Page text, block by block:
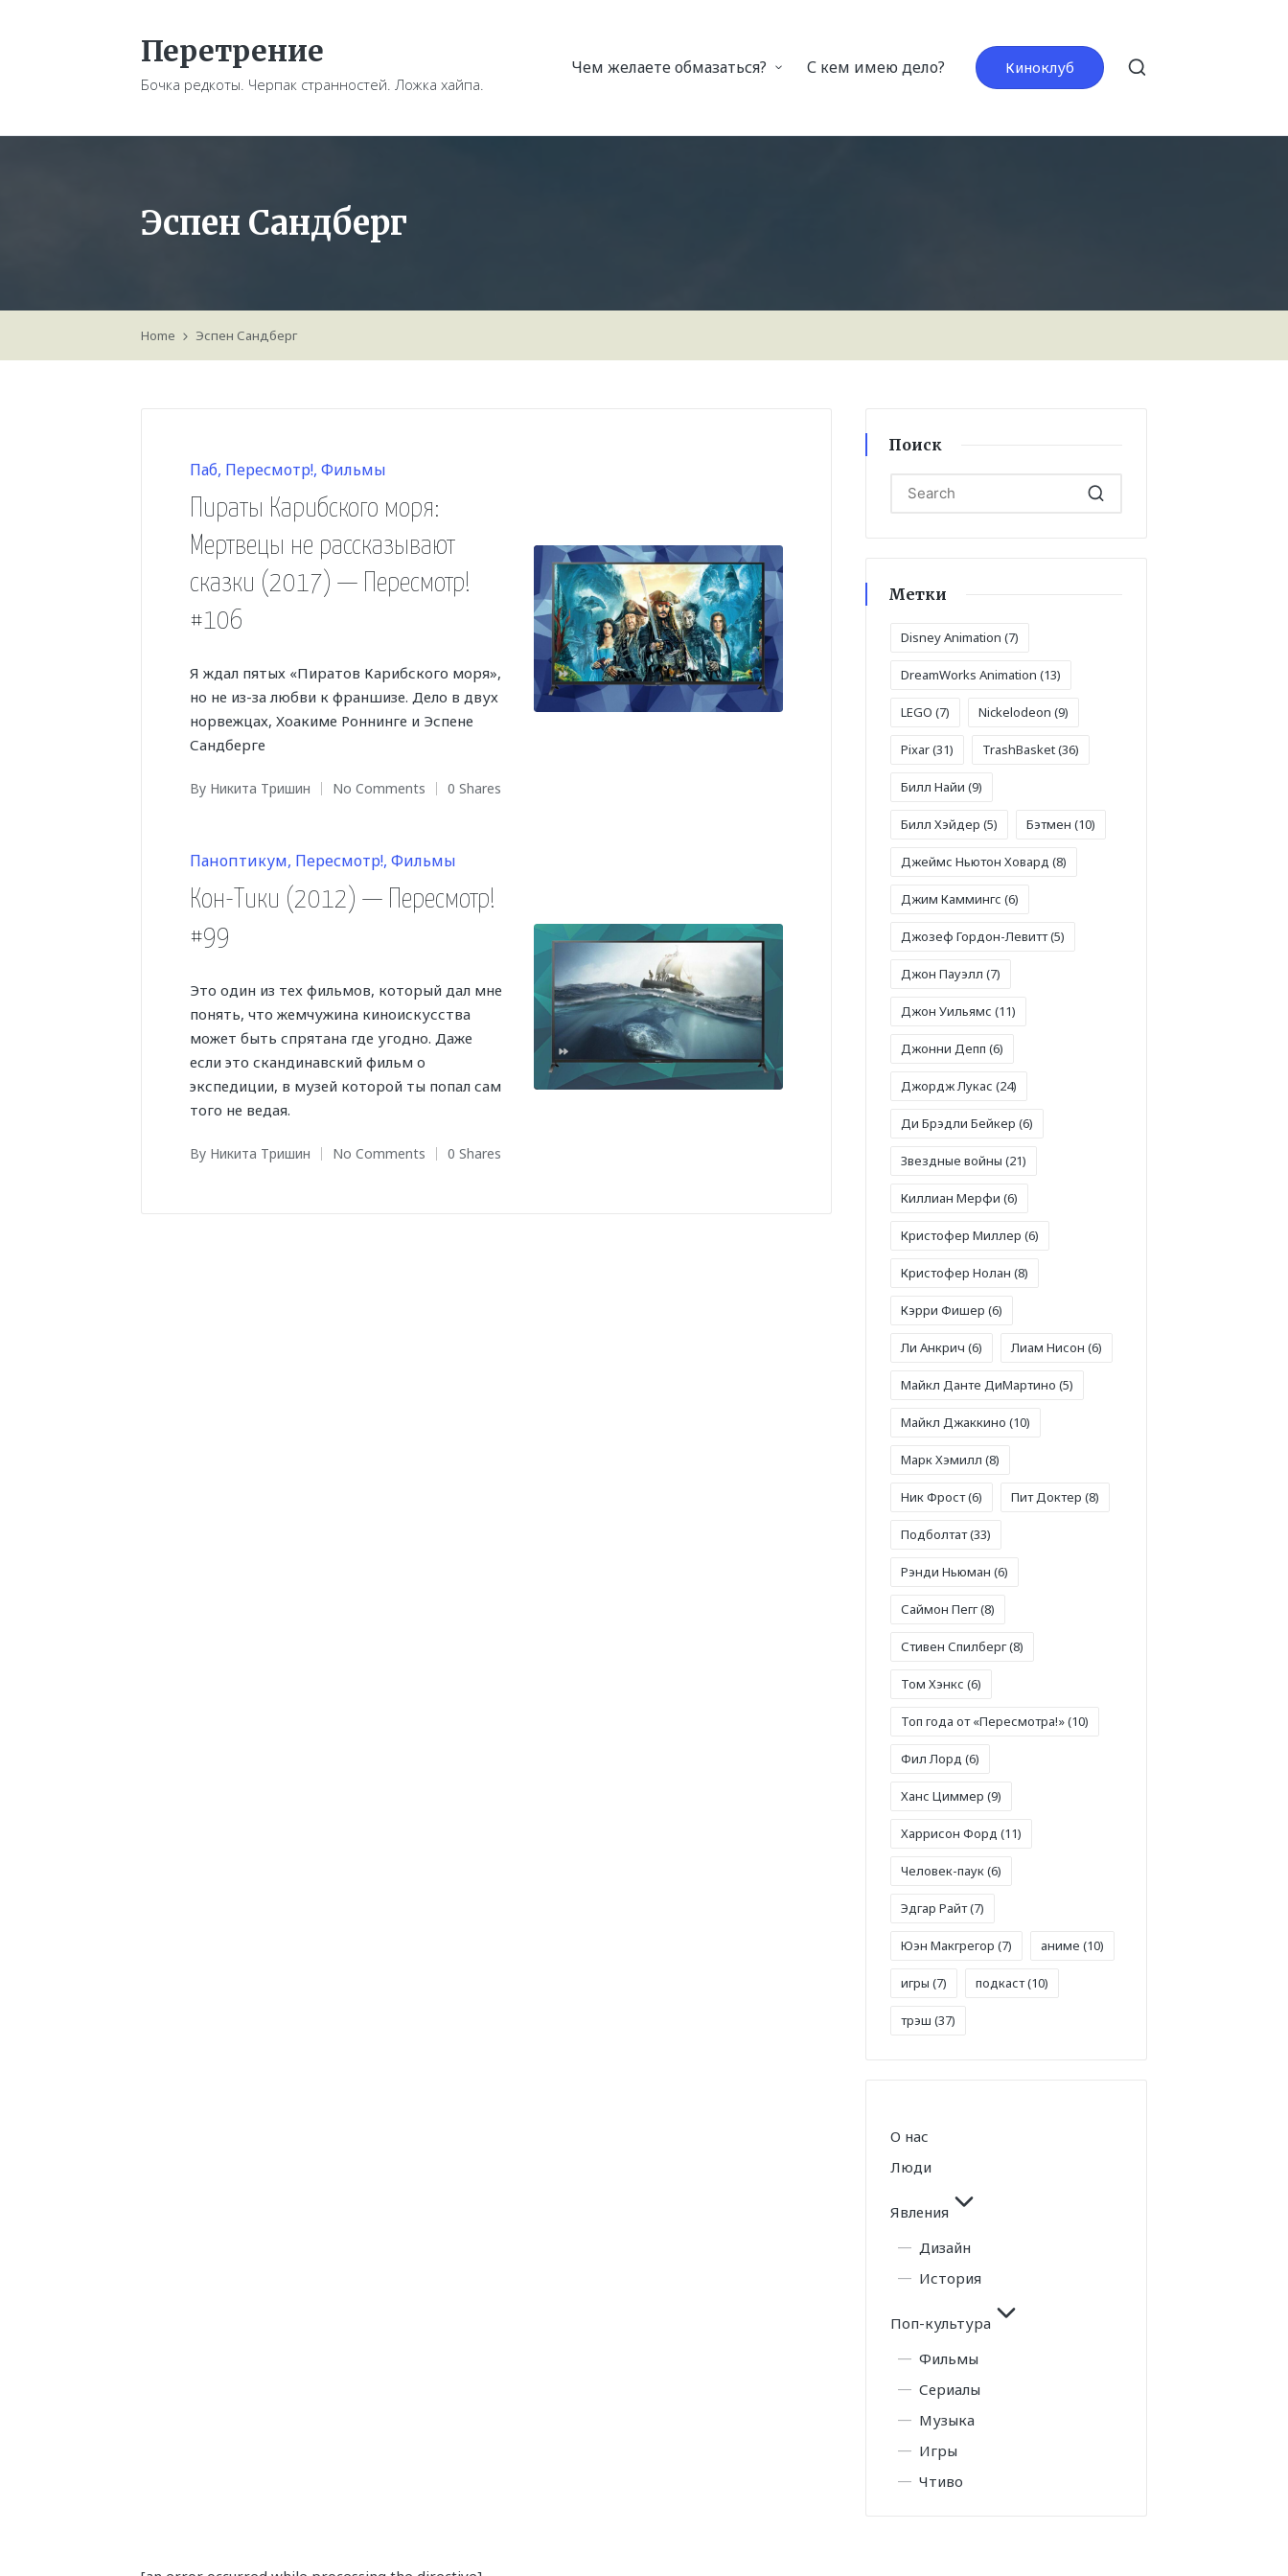
Перетрение
Бочка редкоты. Черпак странностей. Ложка хайпа.
Чем желаете обмазаться? С кем имею дело? Киноклуб
Эспен Сандберг
Home Эспен Сандберг
Posted
in
Паб Пересмотр! Фильмы
Пираты Карибского моря:
Мертвецы не рассказывают
сказки (2017) — Пересмотр!
#106
Я ждал пятых «Пиратов Карибского моря»,
но не из-за любви к франшизе. Дело в двух
норвежцах, Хоакиме Роннинге и Эспене
Сандберге
Posted
By Никита Тришин No Comments 0 Shares
Posted
in
Паноптикум Пересмотр! Фильмы
Кон-Тики (2012) — Пересмотр!
#99
Это один из тех фильмов, который дал мне
понять, что жемчужина киноискусства
может быть спрятана где угодно. Даже
если это скандинавский фильм о
экспедиции, в музей которой ты попал сам
того не ведая.
Posted
By Никита Тришин No Comments 0 Shares
Поиск
Метки
Disney Animation (7)
DreamWorks Animation (13)
LEGO (7) Nickelodeon (9)
Pixar(31) TrashBasket(36)
Билл Найи (9)
Билл Хэйдер (5) Бэтмен (10)
Джеймс Ньютон Ховард (8)
Джим Каммингс (6)
Джозеф Гордон-Левитт(5)
Джон Пауэлл (7)
Джон Уильямс (11)
Джонни Депп (6)
Джордж Лукас (24)
Ди Брэдли Бейкер (6)
Звездные войны (21)
Киллиан Мерфи (6)
Кристофер Миллер (6)
Кристофер Нолан (8)
Кэрри Фишер (6)
Ли Анкрич (6) Лиам Нисон (6)
Майкл Данте ДиМартино (5)
Майкл Джаккино (10)
Марк Хэмилл (8)
Ник Фрост(6) Пит Доктер (8)
Подболтат(33)
Рэнди Ньюман (6)
Саймон Пегг(8)
Стивен Спилберг(8)
Том Хэнкс (6)
Топ года от «Пересмотра!»(10)
Фил Лорд (6)
Ханс Циммер (9)
Харрисон Форд (11)
Человек-паук(6)
Эдгар Райт(7)
Юэн Макгрегор (7) аниме (10)
игры (7) подкаст(10)
трэш (37)
О нас
Люди
Явления
Дизайн
История
Поп-культура
Фильмы
Сериалы
Музыка
Игры
Чтиво